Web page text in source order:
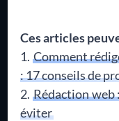
Ces articles
Comment
: 17 conseils de
Rédaction web
éviter